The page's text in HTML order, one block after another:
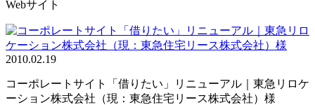
Webサイト
2010.02.19
コーポレートサイト「借りたい」リニューアル｜東急リロケ
ーション株式会社（現：東急住宅リース株式会社）様